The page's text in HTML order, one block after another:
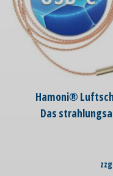
Hamoni®
Das